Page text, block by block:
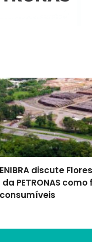
discute
PETRONAS